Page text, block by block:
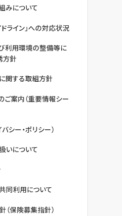
みについて
ライン」への対応状況
利用環境の整備等に
方針
関する取組方針
ご案内（重要情報シー
シー・ポリシー）
いについて
同利用について
保険募集指針）